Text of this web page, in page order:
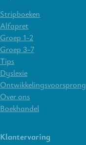
Stripboeken
Alfapret
Groep 1-2
Groep 3-7
Tips
Dyslexie
Ontwikkelingsvoorsprong
Over ons
Boekhandel
Klantervaring